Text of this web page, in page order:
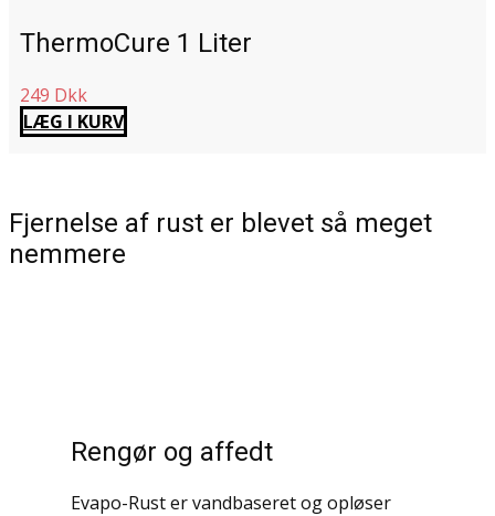
ThermoCure 1 Liter
249 Dkk
LÆG I KURV
Fjernelse af rust er blevet så meget
nemmere
Rengør og affedt
Evapo-Rust er vandbaseret og opløser